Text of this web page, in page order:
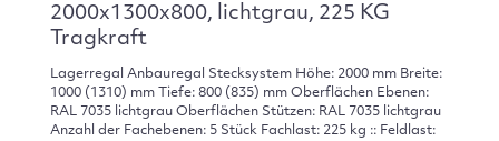
2000x1300x800, lichtgrau, 225 KG
Tragkraft
Lagerregal Anbauregal Stecksystem Höhe: 2000 mm Breite:
1000 (1310) mm Tiefe: 800 (835) mm Oberflächen Ebenen:
RAL 7035 lichtgrau Oberflächen Stützen: RAL 7035 lichtgrau
Anzahl der Fachebenen: 5 Stück Fachlast: 225 kg :: Feldlast: